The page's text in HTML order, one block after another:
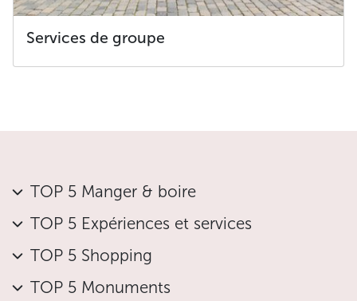
Services de groupe
TOP 5 Manger & boire
TOP 5 Expériences et services
TOP 5 Shopping
TOP 5 Monuments